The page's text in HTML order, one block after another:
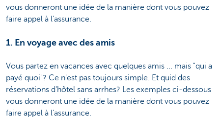
vous donneront une idée de la manière dont vous pouvez
faire appel à l'assurance.
1. En voyage avec des amis
Vous partez en vacances avec quelques amis ... mais "qui a
payé quoi"? Ce n'est pas toujours simple. Et quid des
réservations d'hôtel sans arrhes? Les exemples ci-dessous
vous donneront une idée de la manière dont vous pouvez
faire appel à l'assurance.